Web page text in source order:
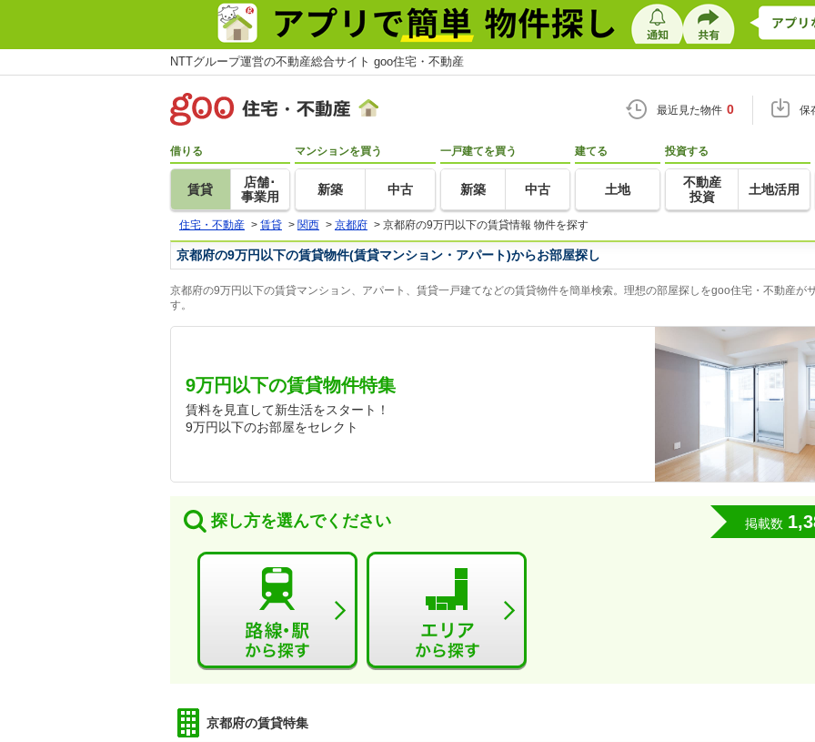
NTTグループ運営の不動産総合サイト goo住宅・不動産
最近見た物件 0 保
借りる
賃貸
店舗･
事業用
マンションを買う
新築 中古
一戸建てを買う
新築 中古
建てる
土地
投資する
不動産
投資
土地活用
住宅・不動産 > 賃貸 > 関西 > 京都府 > 京都府の9万円以下の賃貸情報 物件を探す
京都府の9万円以下の賃貸物件(賃貸マンション・アパート)からお部屋探し
京都府の9万円以下の賃貸マンション、アパート、賃貸一戸建てなどの賃貸物件を簡単検索。理想の部屋探しをgoo住宅・不動産が
す。
9万円以下の賃貸物件特集
賃料を見直して新生活をスタート！
9万円以下のお部屋をセレクト
探し方を選んでください 掲載数
京都府の賃貸特集